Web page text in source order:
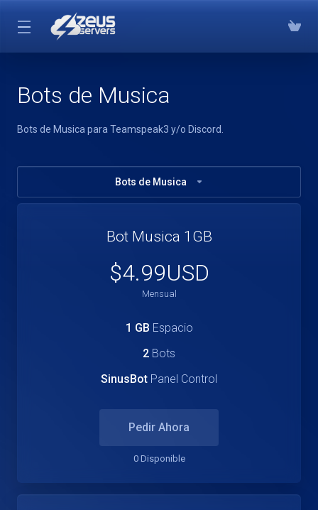
Bots de Musica
Bots de Musica para Teamspeak3 y/o Discord.
Bots de Musica
Bot Musica 1GB
$4.99USD
Mensual
1 GB Espacio
2 Bots
SinusBot Panel Control
Pedir Ahora
0 Disponible